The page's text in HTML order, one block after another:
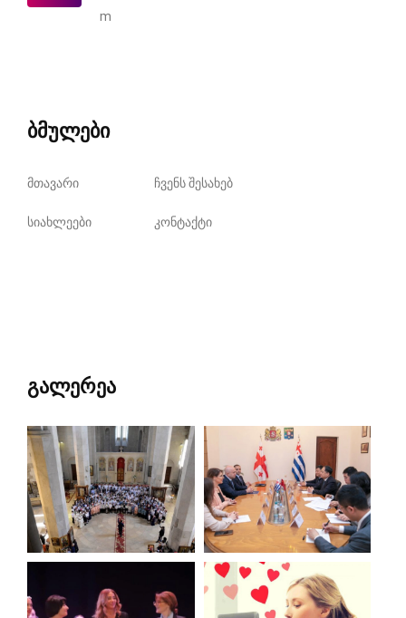
m
ბმულები
მთავარი ჩვენს შესახებ
სიახლეები კონტაქტი
გალერეა